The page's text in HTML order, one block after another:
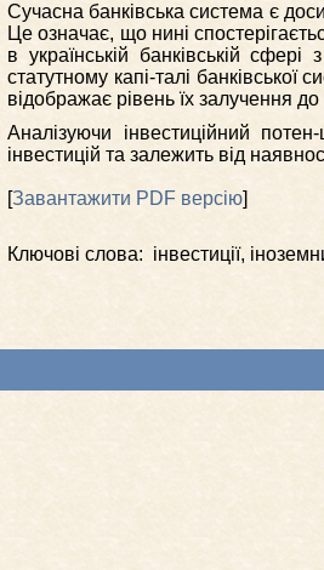
Сучасна банківська система є
Це означає, що нині
в українській банківській
статутному капі-талі банківської
відображає рівень їх залучення
Аналізуючи інвестиційний
інвестицій та залежить від
[Завантажити PDF версію]
Ключові слова: інвестиції,